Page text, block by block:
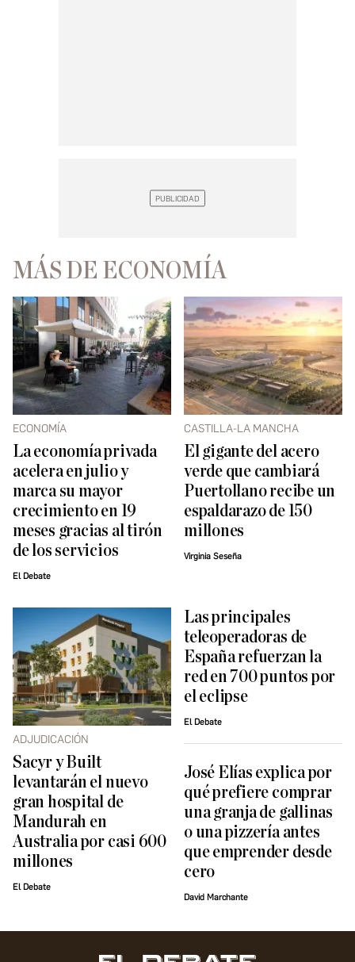
MÁS DE ECONOMÍA
ECONOMÍA
La economía privada
acelera en julio y
marca su mayor
crecimiento en 19
meses gracias al tirón
de los servicios
El Debate
CASTILLA-LA MANCHA
El gigante del acero
verde que cambiará
Puertollano recibe un
espaldarazo de 150
millones
Virginia Seseña
ADJUDICACIÓN
Sacyr y Built
levantarán el nuevo
gran hospital de
Mandurah en
Australia por casi 600
millones
El Debate
Las principales
teleoperadoras de
España refuerzan la
red en 700 puntos por
el eclipse
El Debate
José Elías explica por
qué prefiere comprar
una granja de gallinas
o una pizzería antes
que emprender desde
cero
David Marchante